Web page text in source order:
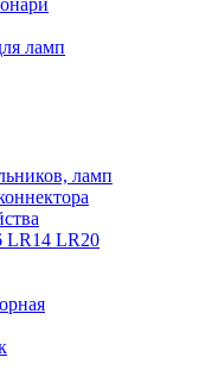
ламп
ламп
LR14 LR20